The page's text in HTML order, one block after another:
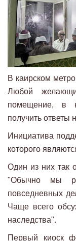
В каирском
Любой
помещение, в
получить
Инициатива
которого
Один из них так
"Обычно мы
повседневных
Чаще всего
наследства".
Первый киоск